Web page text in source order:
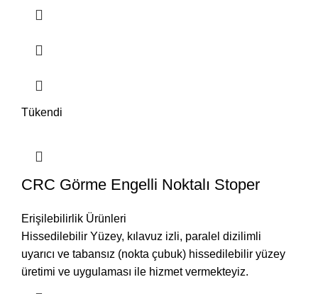
Tükendi
CRC Görme Engelli Noktalı Stoper
Erişilebilirlik Ürünleri
Hissedilebilir Yüzey, kılavuz izli, paralel dizilimli
uyarıcı ve tabansız (nokta çubuk) hissedilebilir yüzey
üretimi ve uygulaması ile hizmet vermekteyiz.